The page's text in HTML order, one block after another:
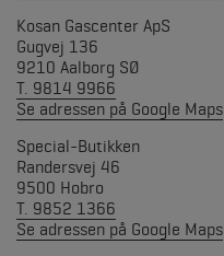
Kosan Gascenter ApS
Gugvej 136
9210 Aalborg SØ
T. 9814 9966
Se adressen på Google Maps
Special-Butikken
Randersvej 46
9500 Hobro
T. 9852 1366
Se adressen på Google Maps